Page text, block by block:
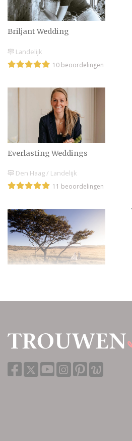
Briljant Wedding
Landelijk
10 beoordelingen
Everlasting Weddings
Den Haag / Landelijk
11 beoordelingen